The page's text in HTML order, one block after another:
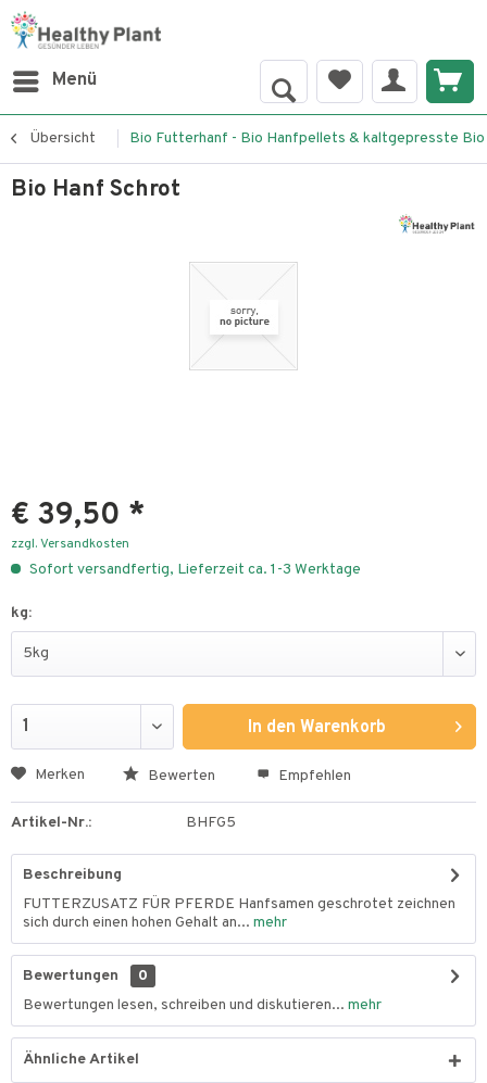
Menü
Übersicht Bio Futterhanf - Bio Hanfpellets & kaltgepresste Bio
Bio Hanf Schrot
€ 39,50 *
zzgl. Versandkosten
Sofort versandfertig, Lieferzeit ca. 1-3 Werktage
kg:
In den Warenkorb
Merken Bewerten Empfehlen
Artikel-Nr.: BHFG5
Beschreibung
FUTTERZUSATZ FÜR PFERDE Hanfsamen geschrotet zeichnen
sich durch einen hohen Gehalt an... mehr
Bewertungen
0
Bewertungen lesen, schreiben und diskutieren... mehr
Ähnliche Artikel